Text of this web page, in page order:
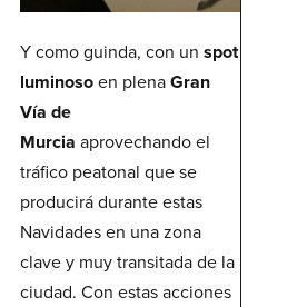
Y como guinda, con un spot
luminosoen plenaGran
Vía de
Murcia aprovechando el
tráfico peatonal que se
producirá durante estas
Navidades en una zona
clave y muy transitada de la
ciudad. Con estas acciones